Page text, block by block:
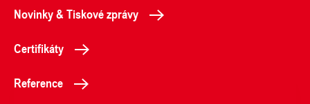
Novinky & Tiskové zprávy
Certifikáty
Reference